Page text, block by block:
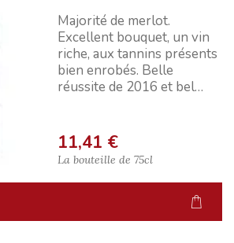
Majorité de merlot.
Excellent bouquet, un vin
riche, aux tannins présents
bien enrobés. Belle
réussite de 2016 et bel
11,41 €
La bouteille de 75cl